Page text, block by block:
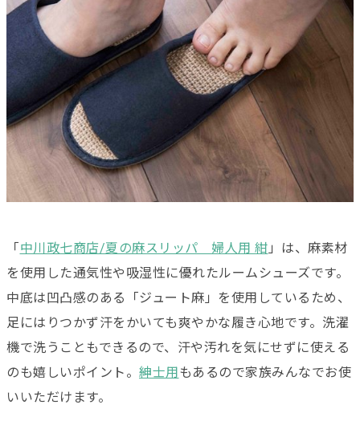
「 中川政七商店/夏の麻スリッパ 婦人用 紺 」は、麻素材
を使用した通気性や吸湿性に優れたルームシューズです。
中底は凹凸感のある「ジュート麻」を使用しているため、
足にはりつかず汗をかいても爽やかな履き心地です。洗濯
機で洗うこともできるので、汗や汚れを気にせずに使える
のも嬉しいポイント。 紳士用 もあるので家族みんなでお使
いいただけます。